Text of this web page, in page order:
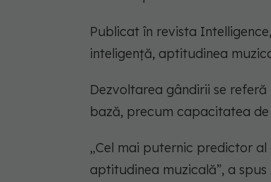
Publicat în revista
inteligență, aptitudinea
Dezvoltarea gândirii se
bază, precum capacitatea
„Cel mai puternic predictor
aptitudinea muzicală”, a